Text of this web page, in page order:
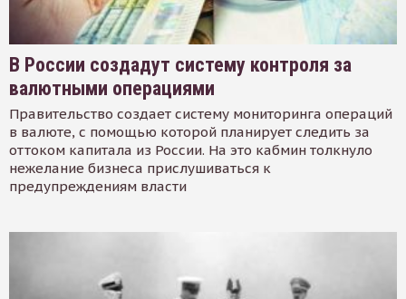
В России создадут систему контроля за
валютными операциями
Правительство создает систему мониторинга операций
в валюте, с помощью которой планирует следить за
оттоком капитала из России. На это кабмин толкнуло
нежелание бизнеса прислушиваться к
предупреждениям власти